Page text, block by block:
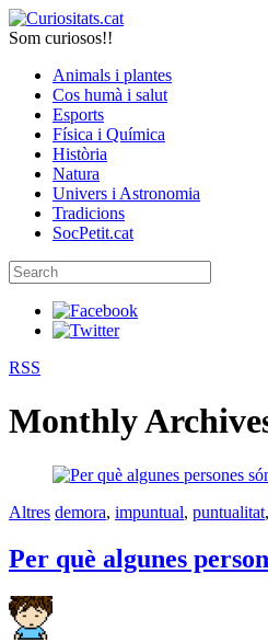
Som curiosos!!
Animals i plantes
Cos humà i salut
Esports
Física i Química
Història
Natura
Univers i Astronomia
Tradicions
SocPetit.cat
RSS
Monthly
Altres demora, impuntual, puntualitat,
Per què algunes